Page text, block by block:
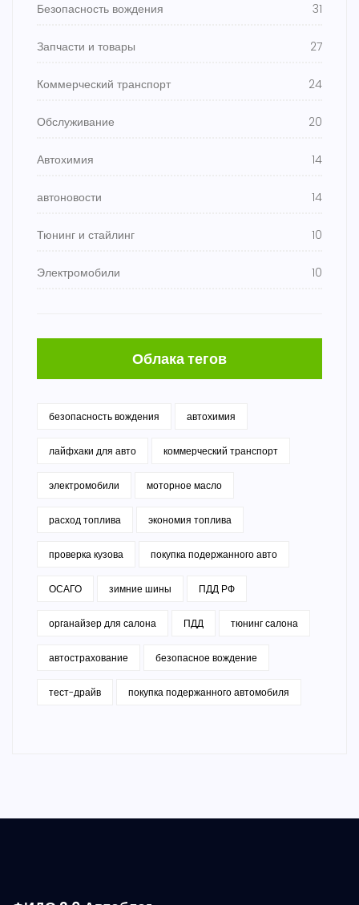
Безопасность вождения 31
Запчасти и товары 27
Коммерческий транспорт 24
Обслуживание 20
Автохимия 14
автоновости 14
Тюнинг и стайлинг 10
Электромобили 10
Облака тегов
безопасность вождения автохимия
лайфхаки для авто коммерческий транспорт
электромобили моторное масло
расход топлива экономия топлива
проверка кузова покупка подержанного авто
ОСАГО зимние шины ПДД РФ
органайзер для салона ПДД тюнинг салона
автострахование безопасное вождение
тест-драйв покупка подержанного автомобиля